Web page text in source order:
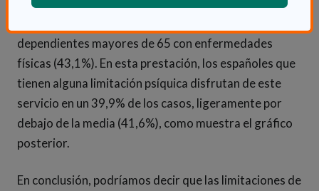
distinto es en la ayuda domiciliaria, servicio
dependientes mayores de 65 con enfermedades
físicas (43,1%). En esta prestación, los españoles que
tienen alguna limitación psíquica disfrutan de este
servicio en un 39,9% de los casos, ligeramente por
debajo de la media (41,6%), como muestra el gráfico
posterior.
En conclusión, podríamos decir que las limitaciones de